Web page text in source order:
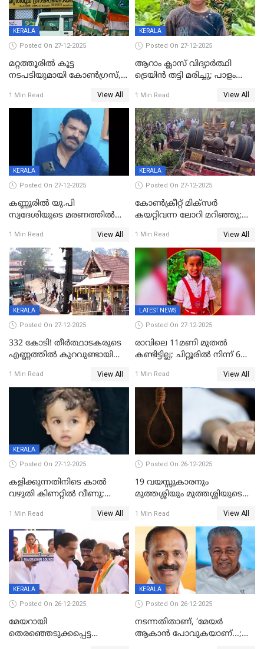
KERALA
Posted On 27-12-2025
മറ്റത്തൂരിൽ കൂട്ട
നടപടിയുമായി കോണ്‍ഗ്രസ്,
എട്ട് പേര്‍ ഉള്‍പ്പെടെ
പത്തുപേരെ പുറത്താക്കി,
ചൊവ്വന്നൂരിലും നടപടി
1 Min Read View All
KERALA
Posted On 27-12-2025
ആറാം ക്ലാസ് വിദ്യാർത്ഥി
ട്രെയിൻ തട്ടി മരിച്ചു; പാളം
അപകടം മലപ്പുറത്ത്
1 Min Read View All
KERALA
Posted On 27-12-2025
കണ്ണൂരിൽ യു.പി
സ്വദേശിയുടെ മരണത്തിൽ
കേസ്; തർക്കമുണ്ടായത്
ഫേഷ്യലിന് 300 രൂപ
ആവശ്യപ്പെട്ടതിനെച്ചൊല്ലി
1 Min Read View All
KERALA
Posted On 27-12-2025
കോണ്‍ക്രീറ്റ് മിക്‌സര്‍
കയറ്റിവന്ന ലോറി മറിഞ്ഞു;
അപകടം കണ്ണൂരിൽ
1 Min Read View All
KERALA
Posted On 27-12-2025
332 കോടി! തീർത്ഥാടകരുടെ
എണ്ണത്തിൽ കുറവുണ്ടായിട്ടും
കുതിച്ചുയരുന്നു
1 Min Read View All
LATEST NEWS
Posted On 27-12-2025
രാവിലെ 11മണി മുതൽ
കണ്ടിട്ടില്ല; ചിറ്റൂരിൽ നിന്ന് 6
1 Min Read View All
KERALA
Posted On 27-12-2025
കളിക്കുന്നതിനിടെ കാൽ
വഴുതി കിണറ്റിൽ വീണു;
ദാരുണാന്ത്യം
1 Min Read View All
Posted On 26-12-2025
19 വയസ്സുകാരനും
മുത്തശ്ശിയും മുത്തശ്ശിയുടെ
മരിച്ചനിലയിൽ
1 Min Read View All
KERALA
Posted On 26-12-2025
മേയറായി
തെരഞ്ഞെടുക്കപ്പെട്ട
KERALA
Posted On 26-12-2025
നടന്നതിതാണ്, ‘മേയർ
ആകാൻ പോവുകയാണ്...;